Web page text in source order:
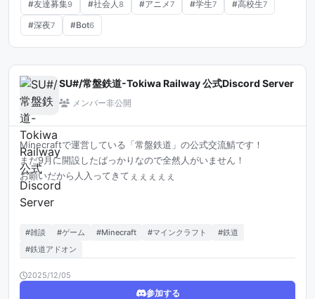
#友達募集9 #社会人8 #アニメ7 #学生7 #高校生7
#深夜7 #Bot6
SU#/常盤鉄道-Tokiwa Railway 公式Discord Server
メンバー非公開
Minecraftで運営している「常盤鉄道」の公式交流鯖です！
まだ9月に開設したばっかりなので全然人がいません！
お願いだから人入ってきてぇぇぇぇぇ
#雑談 #ゲーム #Minecraft #マインクラフト
#鉄道
#鉄道アドオン
2025/12/05
参加する